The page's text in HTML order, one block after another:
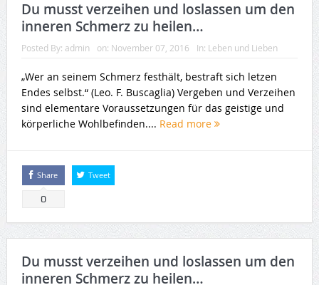
Du musst verzeihen und loslassen um den
inneren Schmerz zu heilen…
Posted By: admin on: November 07, 2016 In: Leben und Lieben
„Wer an seinem Schmerz festhält, bestraft sich letzen
Endes selbst.“ (Leo. F. Buscaglia) Vergeben und Verzeihen
sind elementare Voraussetzungen für das geistige und
körperliche Wohlbefinden.... Read more
Share
0
Tweet
Du musst verzeihen und loslassen um den
inneren Schmerz zu heilen…